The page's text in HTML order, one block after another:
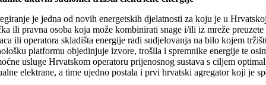
je jedna od novih energetskih djelatnosti za koju je u
ili pravna osoba koja može kombinirati snage i/ili iz mreže
ili operatora skladišta energije radi sudjelovanja na bilo kojem
platformu objedinjuje izvore, trošila i spremnike energije te
usluge Hrvatskom operatoru prijenosnog sustava s ciljem
elektrane, a time ujedno postala i prvi hrvatski agregator koji je